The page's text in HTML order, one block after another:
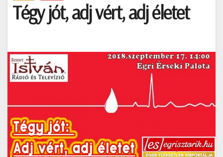
Tégy jót, adj vért, adj életet